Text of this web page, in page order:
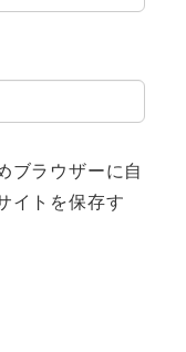
ブラウザーに自
イトを保存す